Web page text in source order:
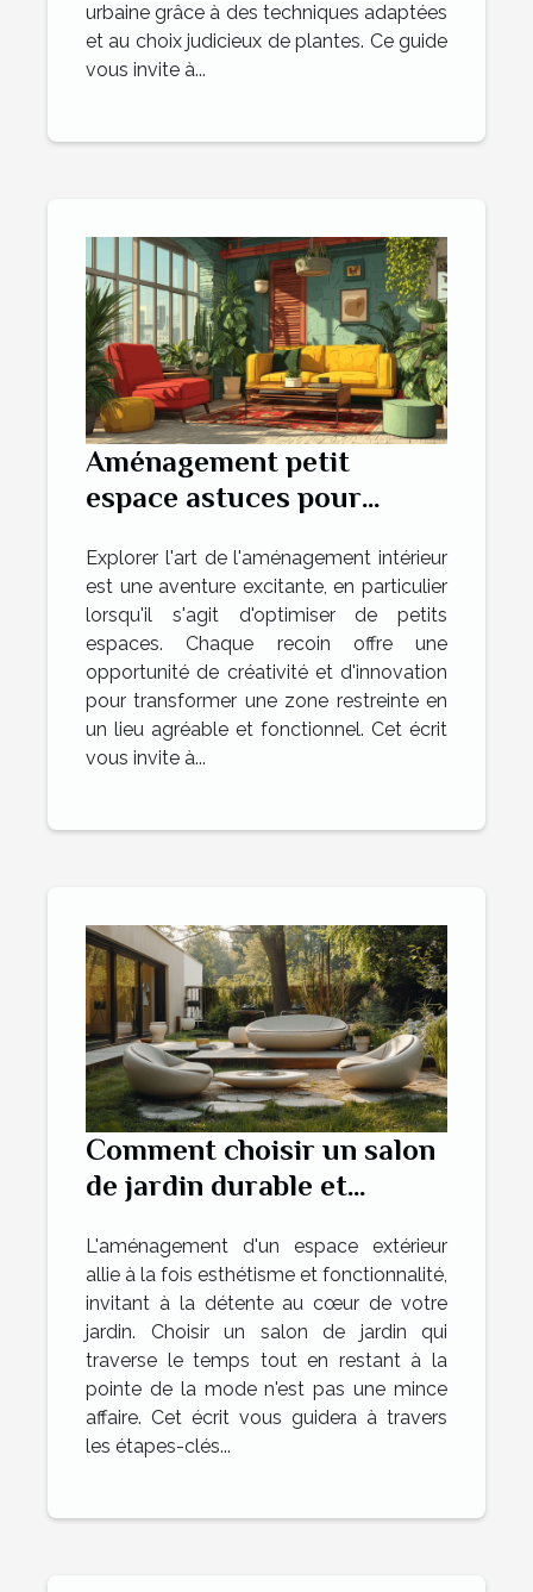
urbaine grâce à des techniques adaptées
et au choix judicieux de plantes. Ce guide
vous invite à...
Aménagement petit
espace astuces pour
Explorer l'art de l'aménagement intérieur
est une aventure excitante, en particulier
lorsqu'il s'agit d'optimiser de petits
espaces. Chaque recoin offre une
opportunité de créativité et d'innovation
pour transformer une zone restreinte en
un lieu agréable et fonctionnel. Cet écrit
vous invite à...
Comment choisir un salon
de jardin durable et
L'aménagement d'un espace extérieur
allie à la fois esthétisme et fonctionnalité,
invitant à la détente au cœur de votre
jardin. Choisir un salon de jardin qui
traverse le temps tout en restant à la
pointe de la mode n'est pas une mince
affaire. Cet écrit vous guidera à travers
les étapes-clés...